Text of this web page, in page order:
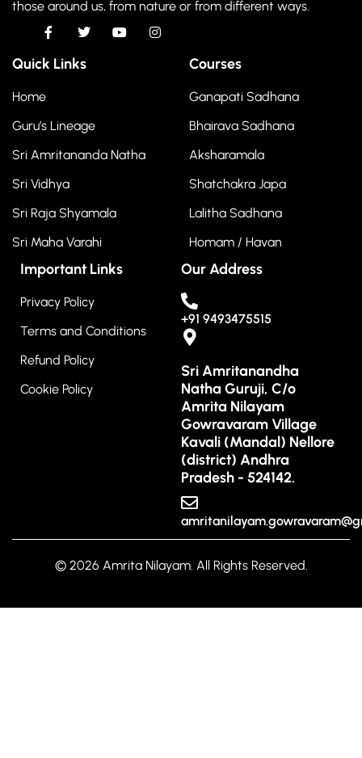
those around us, from nature or from different ways.
Quick Links
Home
Guru’s Lineage
Sri Amritananda Natha
Sri Vidhya
Sri Raja Shyamala
Sri Maha Varahi
Courses
Ganapati Sadhana
Bhairava Sadhana
Aksharamala
Shatchakra Japa
Lalitha Sadhana
Homam / Havan
Important Links
Privacy Policy
Terms and Conditions
Refund Policy
Cookie Policy
Our Address
+91 9493475515
Sri Amritanandha
Natha Guruji, C/o
Amrita Nilayam
Gowravaram Village
Kavali (Mandal) Nellore
(district) Andhra
Pradesh - 524142.
© 2026 Amrita Nilayam. All Rights Reserved.